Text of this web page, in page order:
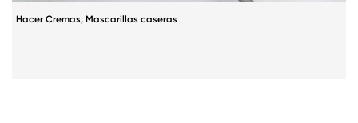
Hacer Cremas, Mascarillas caseras